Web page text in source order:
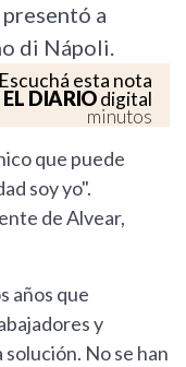
a
di Nápoli.
Escuchá esta nota
EL DIARIOdigital
minutos
que puede
soy yo".
de Alvear,
años que
y
No se han